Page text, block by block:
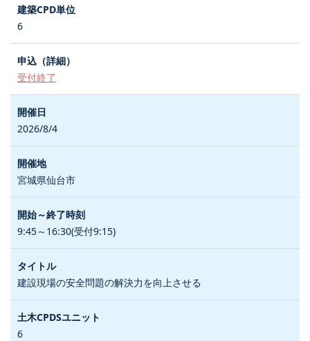
6
受付終了
2026/8/4
宮城県仙台市
9:45～16:30(受付9:15)
建設現場の安全問題の解決力を向上させる
6